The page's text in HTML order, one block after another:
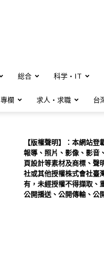
総合 科学・IT
專欄 求人・求職 台
【版權聲明】：本網站
報導、照片、影像、影音
頁設計等素材及商標、聲
社或其他授權株式會社臺
有，未經授權不得擷取、
公開播送、公開傳輸、公